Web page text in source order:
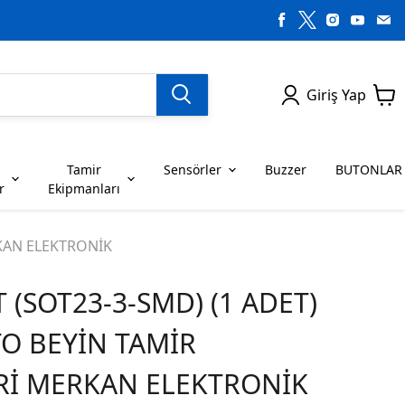
Giriş Yap
SENSÖRLER
BUZZER BUTONLAR
SERİSİ ENTEGRELER
ENTEGRELER G SERİSİ ENTEGRELER
ENTEGRELER K SERİSİ ENTEGRELER
Dirençler
Tamir
Ekipmanları
Sensörler Buzzer BUTONLAR
ELEKTRONİK
(SOT23-3-SMD) (1 ADET)
BEYİN TAMİR
MERKAN ELEKTRONİK